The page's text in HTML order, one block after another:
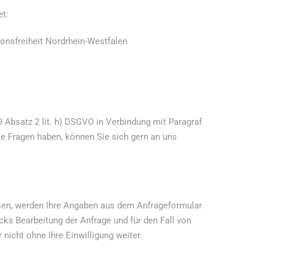
Nordrhein-Westfalen
2 lit. h) DSGVO in Verbindung mit Paragraf
haben, können Sie sich gern an uns
werden Ihre Angaben aus dem Anfrageformular
Bearbeitung der Anfrage und für den Fall von
ohne Ihre Einwilligung weiter.